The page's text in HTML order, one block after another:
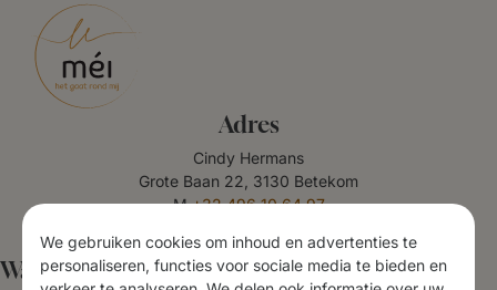
Adres
Cindy Hermans
Grote Baan 22, 3130 Betekom
M+32 496 10 64 97
Waar ik je mee help
We gebruiken cookies om inhoud en advertenties te
personaliseren, functies voor sociale media te bieden en